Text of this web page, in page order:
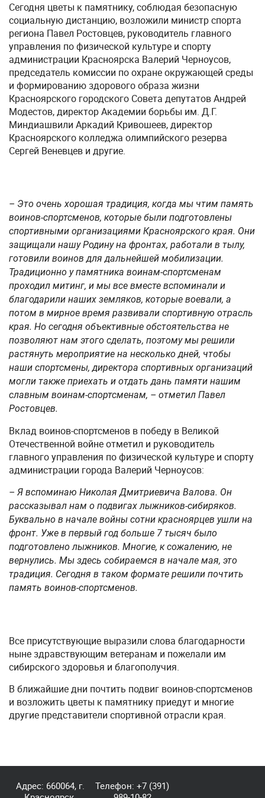
Сегодня цветы к памятнику, соблюдая безопасную
социальную дистанцию, возложили министр спорта
региона Павел Ростовцев, руководитель главного
управления по физической культуре и спорту
администрации Красноярска Валерий Черноусов,
председатель комиссии по охране окружающей среды
и формированию здорового образа жизни
Красноярского городского Совета депутатов Андрей
Модестов, директор Академии борьбы им. Д.Г.
Миндиашвили Аркадий Кривошеев, директор
Красноярского колледжа олимпийского резерва
Сергей Веневцев и другие.
– Это очень хорошая традиция, когда мы чтим память
воинов-спортсменов, которые были подготовлены
спортивными организациями Красноярского края. Они
защищали нашу Родину на фронтах, работали в тылу,
готовили воинов для дальнейшей мобилизации.
Традиционно у памятника воинам-спортсменам
проходил митинг, и мы все вместе вспоминали и
благодарили наших земляков, которые воевали, а
потом в мирное время развивали спортивную отрасль
края. Но сегодня объективные обстоятельства не
позволяют нам этого сделать, поэтому мы решили
растянуть мероприятие на несколько дней, чтобы
наши спортсмены, директора спортивных организаций
могли также приехать и отдать дань памяти нашим
славным воинам-спортсменам, – отметил Павел
Ростовцев.
Вклад воинов-спортсменов в победу в Великой
Отечественной войне отметил и руководитель
главного управления по физической культуре и спорту
администрации города Валерий Черноусов:
– Я вспоминаю Николая Дмитриевича Валова. Он
рассказывал нам о подвигах лыжников-сибиряков.
Буквально в начале войны сотни красноярцев ушли на
фронт. Уже в первый год больше 7 тысяч было
подготовлено лыжников. Многие, к сожалению, не
вернулись. Мы здесь собираемся в начале мая, это
традиция. Сегодня в таком формате решили почтить
память воинов-спортсменов.
Все присутствующие выразили слова благодарности
ныне здравствующим ветеранам и пожелали им
сибирского здоровья и благополучия.
В ближайшие дни почтить подвиг воинов-спортсменов
и возложить цветы к памятнику приедут и многие
другие представители спортивной отрасли края.
Адрес: 660064, г.
Телефон:+7 (391)